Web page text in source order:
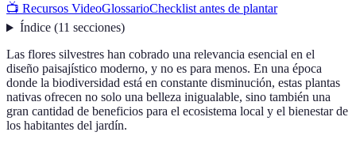
📺 Recursos VideoGlossarioChecklist antes de plantar
Índice(11 secciones)
Las flores silvestres han cobrado una relevancia esencial en el
diseño paisajístico moderno, y no es para menos. En una época
donde la biodiversidad está en constante disminución, estas plantas
nativas ofrecen no solo una belleza inigualable, sino también una
gran cantidad de beneficios para el ecosistema local y el bienestar de
los habitantes del jardín.